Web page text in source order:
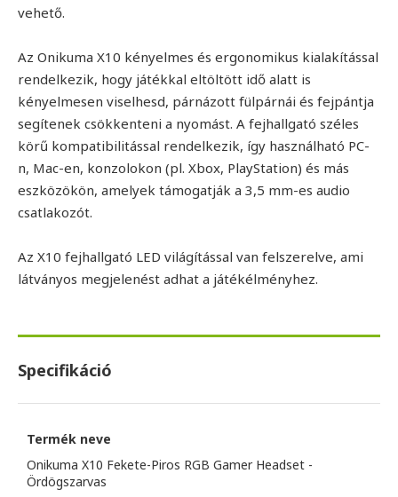
vehető.
Az Onikuma X10 kényelmes és ergonomikus kialakítással
rendelkezik, hogy játékkal eltöltött idő alatt is
kényelmesen viselhesd, párnázott fülpárnái és fejpántja
segítenek csökkenteni a nyomást. A fejhallgató széles
körű kompatibilitással rendelkezik, így használható PC-
n, Mac-en, konzolokon (pl. Xbox, PlayStation) és más
eszközökön, amelyek támogatják a 3,5 mm-es audio
csatlakozót.
Az X10 fejhallgató LED világítással van felszerelve, ami
látványos megjelenést adhat a játékélményhez.
Specifikáció
Termék neve
Onikuma X10 Fekete-Piros RGB Gamer Headset -
Ördögszarvas